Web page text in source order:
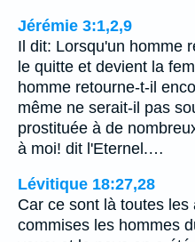
Jérémie 3:1,2,9
Il dit: Lorsqu'un homme
le quitte et devient la
homme retourne-t-il
même ne serait-il pas
prostituée à de
à moi! dit l'Eternel.…
Lévitique 18:27,28
Car ce sont là toutes
commises les hommes